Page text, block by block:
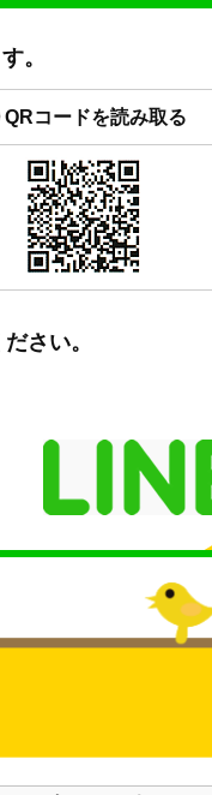
。
コードを読み取る
さい。